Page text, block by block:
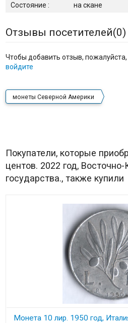
Состояние :
на скане
Отзывы посетителей(0)
Чтобы добавить отзыв, пожалуйста,
войдите
монеты Северной Америки
Покупатели, которые
центов. 2022 год,
государства., также купили
Монета 10 лир. 1950 год,